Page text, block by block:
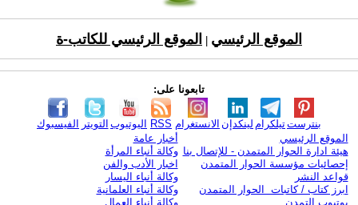
الموقع الرئيسي الموقع الرئيسي للكاتب-ة
تابعونا على:
الفيسبوك التويتر اليوتيوب RSS الانستغرام لينكدإن تيلكرامبنترست
الموقع الرئيسي
هيئة ادارة الحوار المتمدن - للإتصال بنا
إحصائيات مؤسسة الحوار المتمدن
قواعد النشر
ابرز كتاب / كاتبات الحوار المتمدن
يوتيوب التمدن
أخبار عامة
وكالة أنباء المرأة
اخبار الأدب والفن
وكالة أنباء اليسار
وكالة أنباء العلمانية
وكالة أنباء العمال